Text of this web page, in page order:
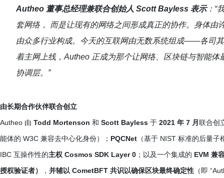
Autheo 董事总经理兼联合创始人 Scott Bayless 表示：“
套网络， 而是让现有的网络之间形成真正的协作。身体由
由众多行业构成。今天的互联网由无数系统组成——各司
着主网上线，Autheo 正成为那个让网络、区块链与智能体
协调层。”
由长期合作伙伴联合创立
Autheo 由 Todd Mortenson 和 Scott Bayless 于 2021 年 7 月 联合创
能体的 W3C 兼容去中心化身份）； PQCNet （基于 NIST 标准的后量
IBC 互操作性的主权 Cosmos SDK Layer 0 ；以及一个集成的 EVM 兼
授权验证者）
， 并辅以 CometBFT 共识以确保区块最终确定性 （即